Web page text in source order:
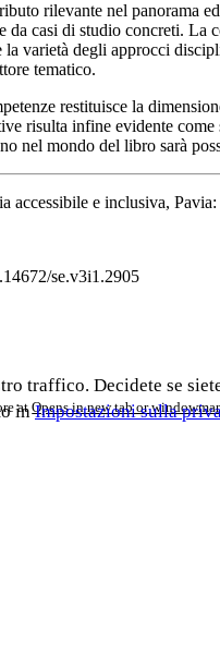
rilevante nel panorama
da casi di studio concreti.
varietà degli approcci
tematico.
restituisce la
risulta infine evidente
nel mondo del libro sarà
accessibile e inclusiva,
se.v3i1.2905
at Opens in new tab or window
traffico. Decidete se
inImpostazioni sulla